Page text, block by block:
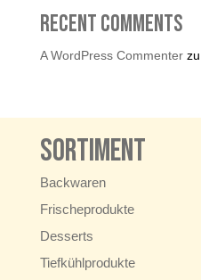
Recent Comments
A WordPress Commenterzu
Sortiment
Backwaren
Frischeprodukte
Desserts
Tiefkühlprodukte